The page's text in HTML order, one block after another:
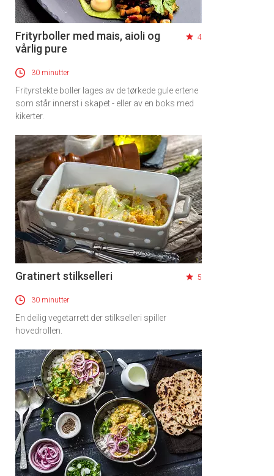
Få ukentlige nyhetsbrev fra
Apéritif
Vi tilbyr flere ukentlige nyhetsbrev. Du
kan fritt velge hvilke du ønsker å få
tilsendt.
Registrer deg
Frityrboller med mais, aioli og
vårlig pure
4
30 minutter
Frityrstekte boller lages av de tørkede gule ertene
som står innerst i skapet - eller av en boks med
kikerter.
Gratinert stilkselleri 5
30 minutter
En deilig vegetarrett der stilkselleri spiller
hovedrollen.